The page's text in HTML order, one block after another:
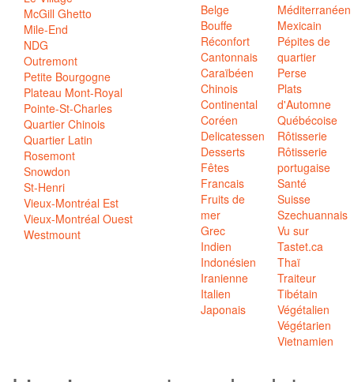
McGill Ghetto
Mile-End
NDG
Outremont
Petite Bourgogne
Plateau Mont-Royal
Pointe-St-Charles
Quartier Chinois
Quartier Latin
Rosemont
Snowdon
St-Henri
Vieux-Montréal Est
Vieux-Montréal Ouest
Westmount
Belge
Bouffe
Réconfort
Cantonnais
Caraïbéen
Chinois
Continental
Coréen
Delicatessen
Desserts
Fêtes
Francais
Fruits de
mer
Grec
Indien
Indonésien
Iranienne
Italien
Japonais
Méditerranéen
Mexicain
Pépites de
quartier
Perse
Plats
d'Automne
Québécoise
Rôtisserie
Rôtisserie
portugaise
Santé
Suisse
Szechuannais
Vu sur
Tastet.ca
Thaï
Traiteur
Tibétain
Végétalien
Végétarien
Vietnamien